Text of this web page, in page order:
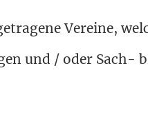
Ver­ei­ne,
und / oder Sach-